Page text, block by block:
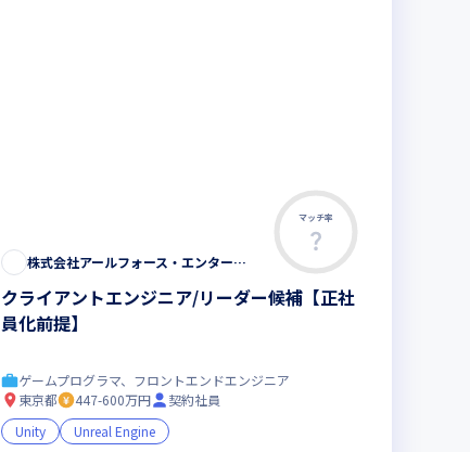
マッチ率
株式会社アールフォース・エンターテインメント
クライアントエンジニア/リーダー候補【正社
員化前提】
ゲームプログラマ、フロントエンドエンジニア
東京都
447-600万円
契約社員
Unity
Unreal Engine